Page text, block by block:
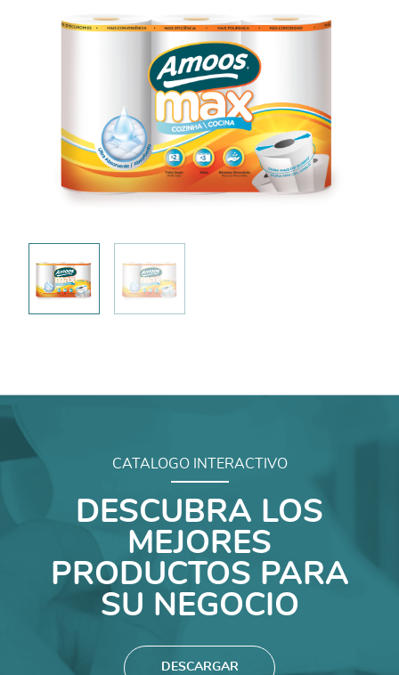
CATALOGO INTERACTIVO
DESCUBRA LOS
MEJORES
PRODUCTOS PARA
SU NEGOCIO
DESCARGAR